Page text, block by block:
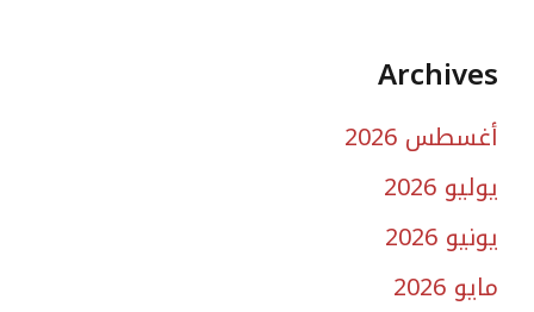
Archives
أغسطس 2026
يوليو 2026
يونيو 2026
مايو 2026